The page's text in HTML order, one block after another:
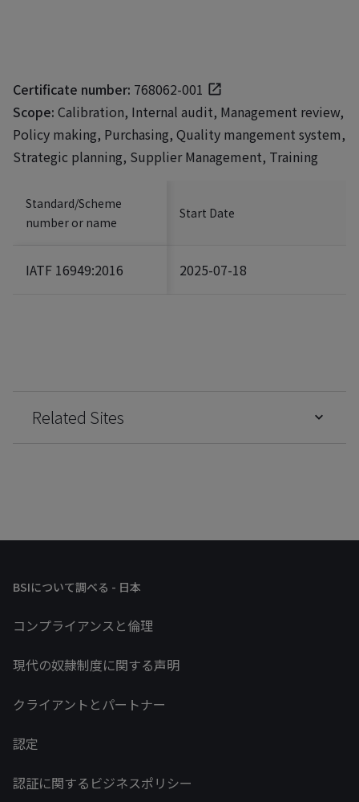
Certificate number: 768062-001
Scope: Calibration, Internal audit, Management review,
Policy making, Purchasing, Quality mangement system,
Strategic planning, Supplier Management, Training
Standard/Scheme
number or name
Start Date
IATF 16949:2016 2025-07-18
Related Sites
BSIについて調べる - 日本
コンプライアンスと倫理
現代の奴隷制度に関する声明
クライアントとパートナー
認定
認証に関するビジネスポリシー